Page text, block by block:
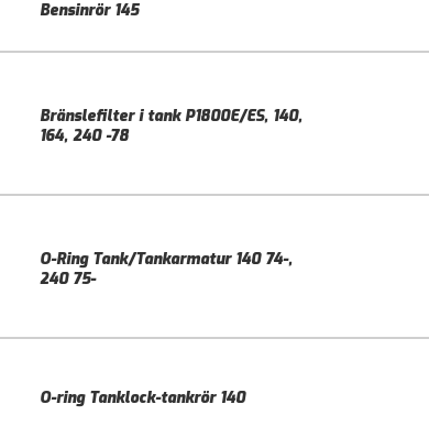
Bensinrör 145
Bränslefilter i tank P1800E/ES, 140,
164, 240 -78
O-Ring Tank/Tankarmatur 140 74-,
240 75-
O-ring Tanklock-tankrör 140